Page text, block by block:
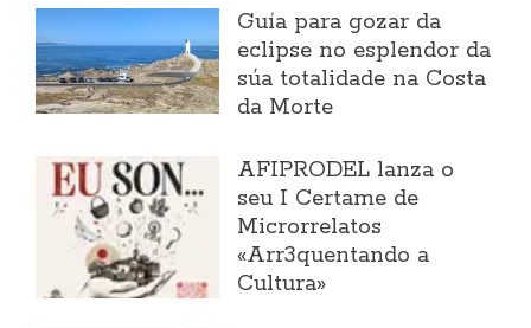
Guía para gozar da
eclipse no esplendor da
súa totalidade na Costa
da Morte
AFIPRODEL lanza o
seu I Certame de
Microrrelatos
«Arr3quentando a
Cultura»